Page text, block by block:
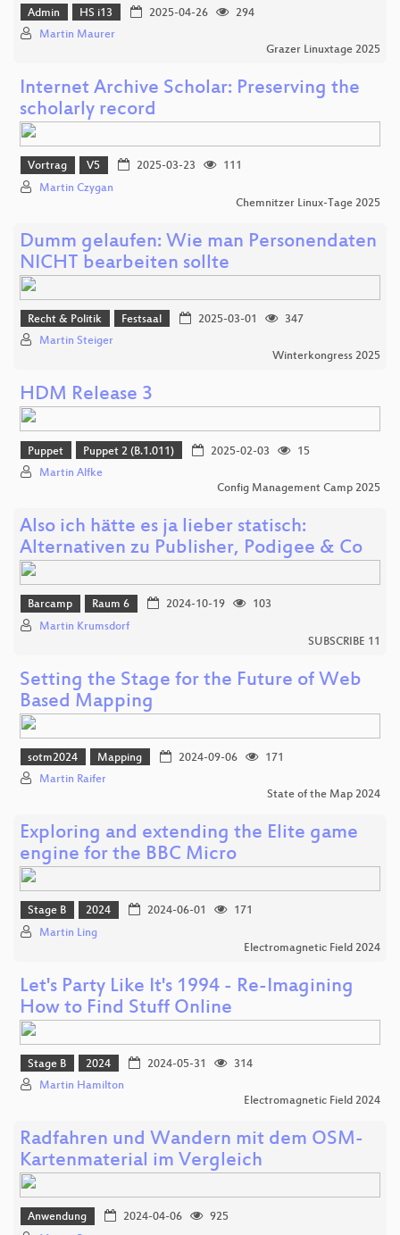
Admin HS i13 2025-04-26
294
Martin Maurer
Grazer Linuxtage 2025
Internet Archive Scholar: Preserving the
scholarly record
Vortrag V5 2025-03-23
111
Martin Czygan
Chemnitzer Linux-Tage 2025
Dumm gelaufen: Wie man Personendaten
NICHT bearbeiten sollte
Recht & Politik Festsaal 2025-03-01
347
Martin Steiger
Winterkongress 2025
HDM Release 3
Puppet Puppet 2 (B.1.011) 2025-02-03
15
Martin Alfke
Config Management Camp 2025
Also ich hätte es ja lieber statisch:
Alternativen zu Publisher, Podigee & Co
Barcamp Raum 6 2024-10-19
103
Martin Krumsdorf
SUBSCRIBE 11
Setting the Stage for the Future of Web
Based Mapping
sotm2024 Mapping 2024-09-06
171
Martin Raifer
State of the Map 2024
Exploring and extending the Elite game
engine for the BBC Micro
Stage B 2024 2024-06-01
171
Martin Ling
Electromagnetic Field 2024
Let's Party Like It's 1994 - Re-Imagining
How to Find Stuff Online
Stage B 2024 2024-05-31
314
Martin Hamilton
Electromagnetic Field 2024
Radfahren und Wandern mit dem OSM-
Kartenmaterial im Vergleich
Anwendung 2024-04-06
925